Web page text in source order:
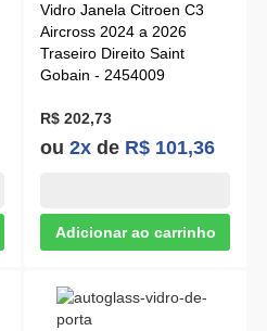
Vidro Janela Citroen C3
Aircross 2024 a 2026
Traseiro Direito Saint
Gobain - 2454009
R$ 202,73
ou 2x de R$ 101,36